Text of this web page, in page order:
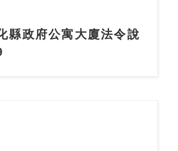
縣政府公寓大廈法令說